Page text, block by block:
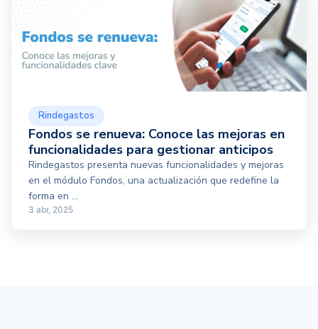
Rindegastos
Fondos se renueva: Conoce las mejoras en
funcionalidades para gestionar anticipos
Rindegastos presenta nuevas funcionalidades y mejoras
en el módulo Fondos, una actualización que redefine la
forma en ...
3 abr, 2025